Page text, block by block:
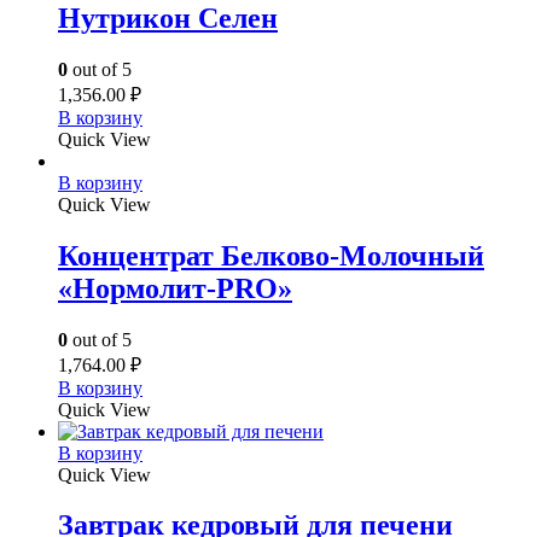
Нутрикон Селен
0 out of 5
1,356.00 ₽
В корзину
Quick View
В корзину
Quick View
Концентрат Белково-Молочный
«Нормолит-PRO»
0 out of 5
1,764.00 ₽
В корзину
Quick View
В корзину
Quick View
Завтрак кедровый для печени